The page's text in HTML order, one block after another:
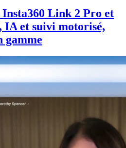
Insta360 Link 2 Pro et
et suivi motorisé,
gamme